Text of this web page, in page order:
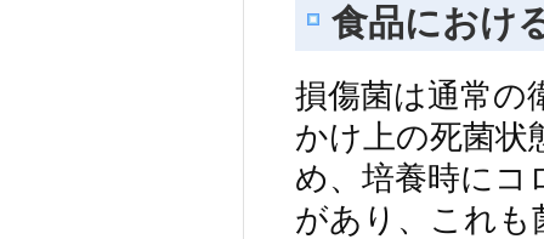
食品におけ
損傷菌は通常の
かけ上の死菌状
め、培養時にコ
があり、これも